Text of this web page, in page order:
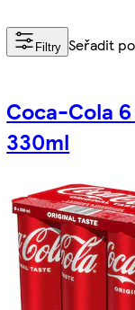
Filtry Seřadit
Coca-Cola
330ml